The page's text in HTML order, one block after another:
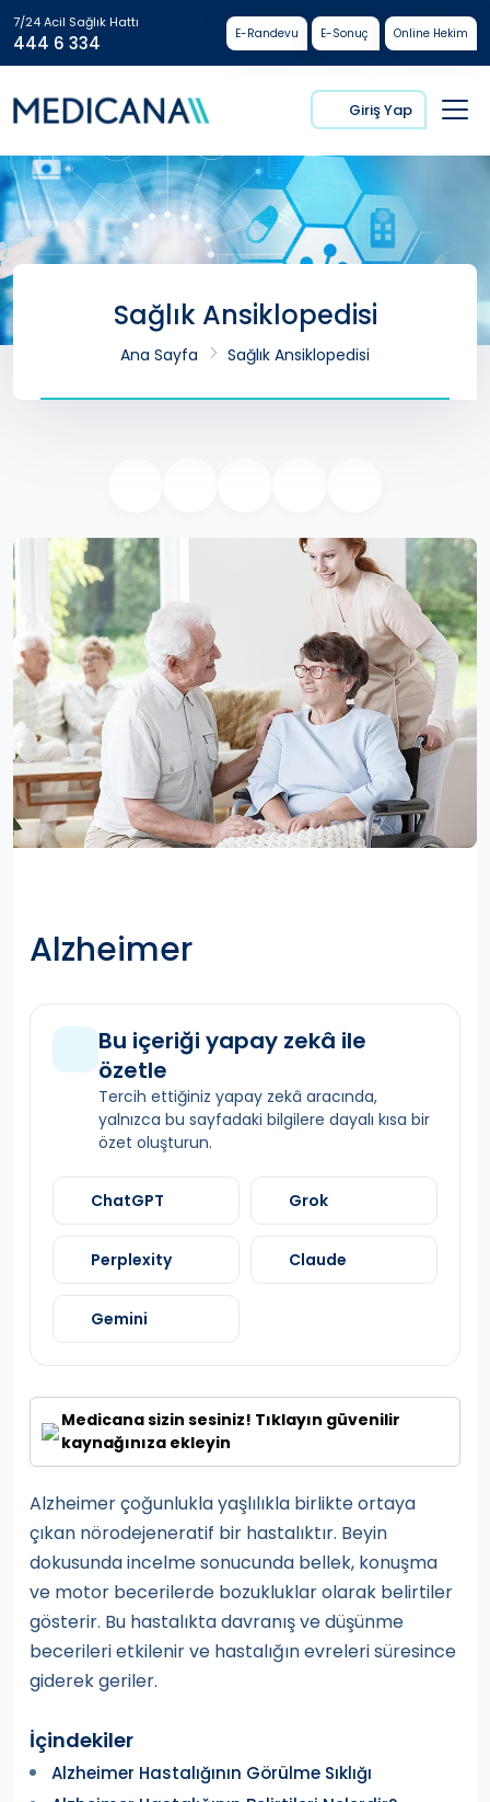
7/24 Acil Sağlık Hattı
444 6 334 E-Randevu E-Sonuç Online Hekim
Giriş Yap
Sağlık Ansiklopedisi
Ana Sayfa Sağlık Ansiklopedisi
Alzheimer
Bu içeriği yapay zekâ ile
özetle
Tercih ettiğiniz yapay zekâ aracında,
yalnızca bu sayfadaki bilgilere dayalı kısa bir
özet oluşturun.
ChatGPT Grok
Perplexity Claude
Gemini
Medicana sizin sesiniz! Tıklayın güvenilir
kaynağınıza ekleyin
Alzheimer çoğunlukla yaşlılıkla birlikte ortaya
çıkan nörodejeneratif bir hastalıktır. Beyin
dokusunda incelme sonucunda bellek, konuşma
ve motor becerilerde bozukluklar olarak belirtiler
gösterir. Bu hastalıkta davranış ve düşünme
becerileri etkilenir ve hastalığın evreleri süresince
giderek geriler.
İçindekiler
Alzheimer Hastalığının Görülme Sıklığı